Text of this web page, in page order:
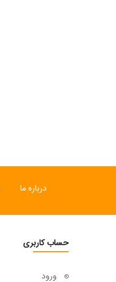
درباره ما
حساب کاربری
ورود